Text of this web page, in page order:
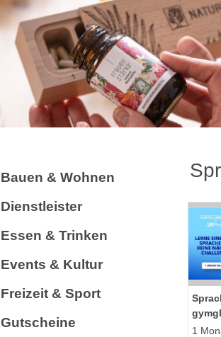
Bauen & Wohnen
Dienstleister
Essen & Trinken
Events & Kultur
Freizeit & Sport
Gutscheine
1